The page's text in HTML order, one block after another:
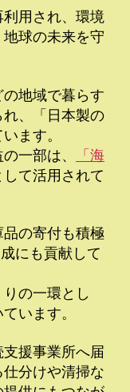
用され、環境
球の未来を守
地域で暮らす
、「日本製の
ます。
一部は、
「海
して活用されて
の寄付も積極
にも貢献して
の一環とし
います。
援事業所へ届
分けや清掃な